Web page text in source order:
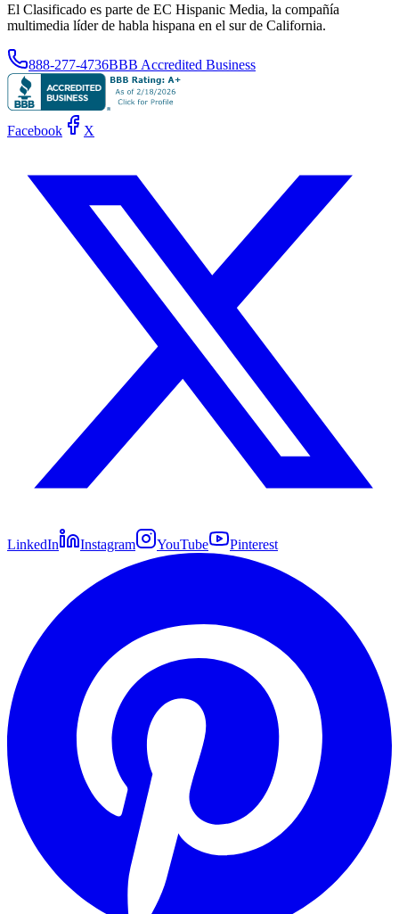
El Clasificado es parte de EC Hispanic Media, la compañía
multimedia líder de habla hispana en el sur de California.
888-277-4736BBB Accredited Business
Facebook X
LinkedIn Instagram YouTube Pinterest